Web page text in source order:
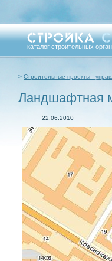
каталог строительных
Строительные проекты -
Ландшафтная
22.06.2010